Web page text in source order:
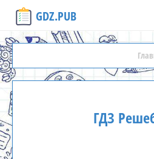
GDZ.PUB
ГДЗ